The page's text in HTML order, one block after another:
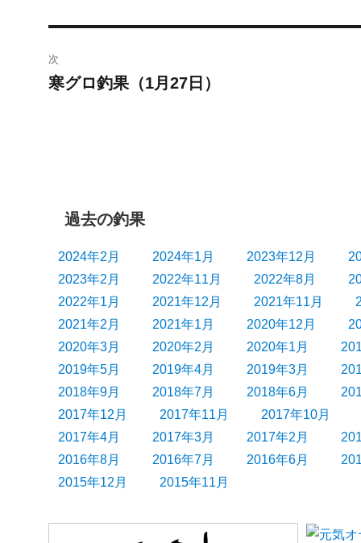
ビ
ゲ
ン
稿:
次
次
寒グロ釣果（1月27日）
過去の釣果
2024年2月 2024年1月 2023年12月
2023年2月
2022年11月 2022年8月
2022年1月
2021年12月 2021年11月
2021年2月
2021年1月 2020年12月
2020年3月
2020年2月 2020年1月
2019年5月
2019年4月 2019年3月
2018年9月
2018年7月 2018年6月
2017年12月
2017年11月
2017年10月
2017年4月
2017年3月 2017年2月
2016年8月
2016年7月 2016年6月
2015年12月
2015年11月